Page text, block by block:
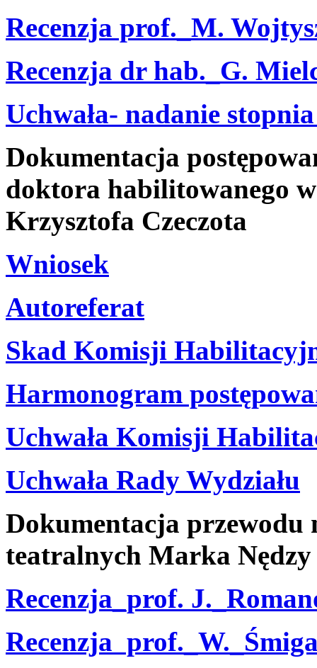
Recenzja prof._M.
Recenzja dr hab._G.
Uchwała- nadanie
Dokumentacja
doktora habilitowanego
Krzysztofa Czeczota
Wniosek
Autoreferat
Skad Komisji
Harmonogram
Uchwała Komisji
Uchwała Rady Wydziału
Dokumentacja przewodu
teatralnych Marka Nędzy
Recenzja_prof.
Recenzja